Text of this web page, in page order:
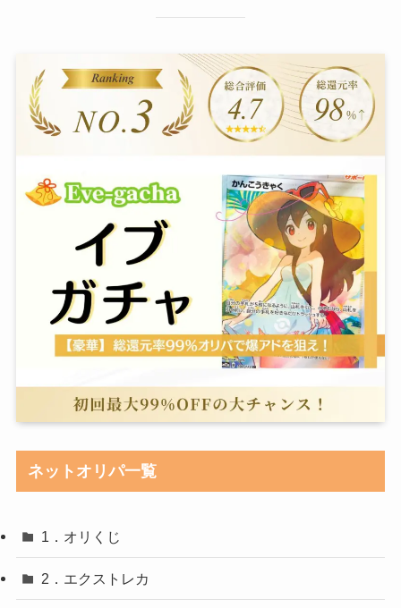
ネットオリパ一覧
1．オリくじ
2．エクストレカ